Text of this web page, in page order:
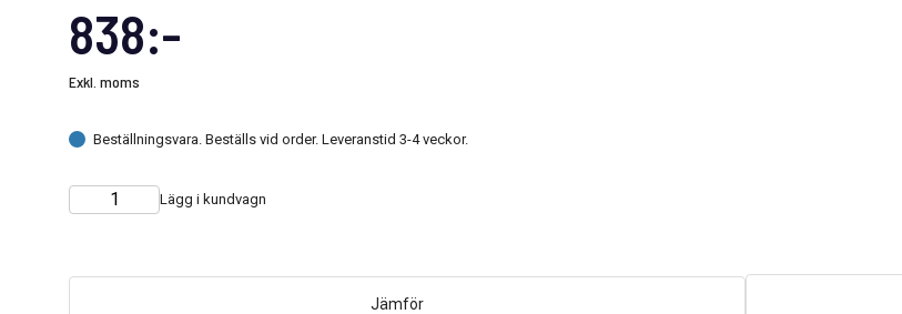
838:-
Exkl. moms
Beställningsvara. Beställs vid order. Leveranstid 3-4 veckor.
Choose
Quantity Lägg i kundvagn
Jämför